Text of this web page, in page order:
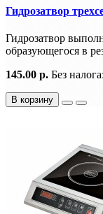
Гидрозатвор
Гидрозатвор
образующегося в
145.00 р. Без
В корзину